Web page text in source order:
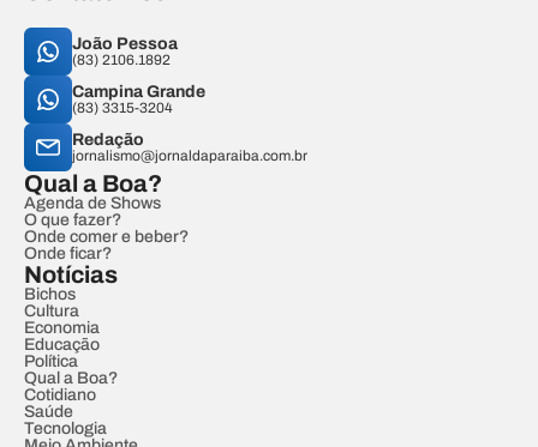
João Pessoa
(83) 2106.1892
Campina Grande
(83) 3315-3204
Redação
jornalismo@jornaldaparaiba.com.br
Qual a Boa?
Agenda de Shows
O que fazer?
Onde comer e beber?
Onde ficar?
Notícias
Bichos
Cultura
Economia
Educação
Política
Qual a Boa?
Cotidiano
Saúde
Tecnologia